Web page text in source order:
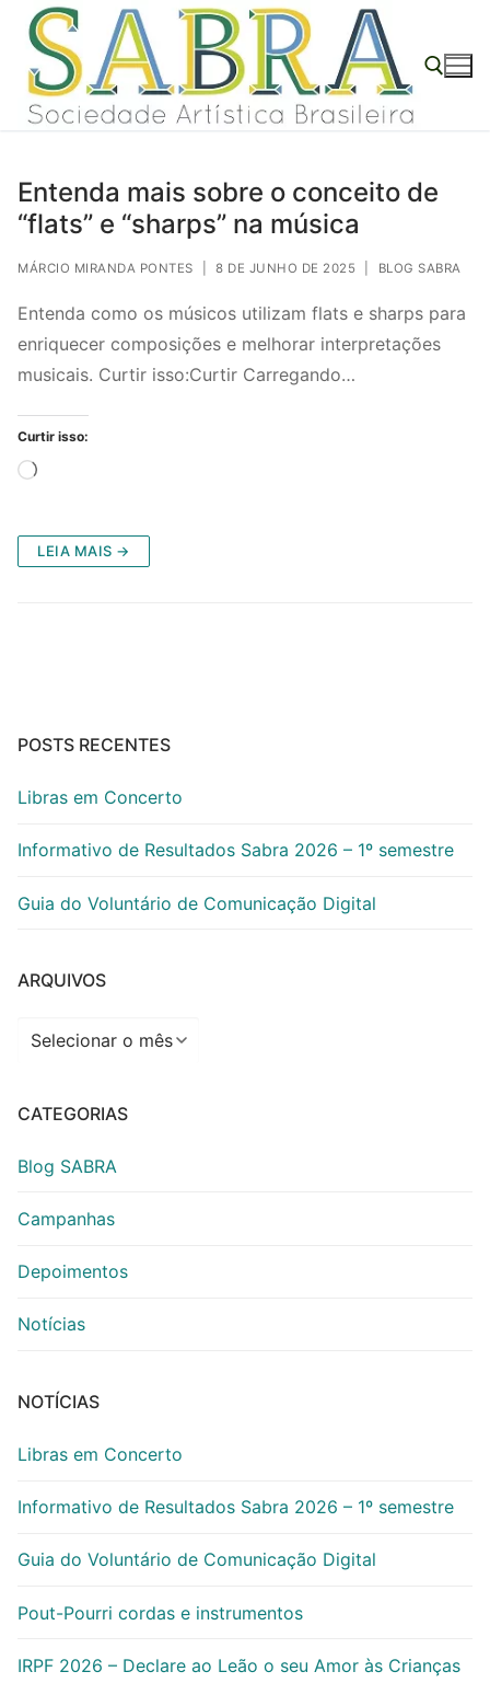
conteúdo
Pular
para
conteúdo
Entenda mais sobre o conceito de
“flats” e “sharps” na música
MÁRCIO MIRANDA PONTES 8 DE JUNHO DE 2025 BLOG SABRA
Entenda como os músicos utilizam flats e sharps para
enriquecer composições e melhorar interpretações
musicais. Curtir isso:Curtir Carregando…
Curtir isso:
Carregando...
LEIA MAIS →
POSTS RECENTES
Libras em Concerto
Informativo de Resultados Sabra 2026 – 1º semestre
Guia do Voluntário de Comunicação Digital
ARQUIVOS
Arquivos
CATEGORIAS
Blog SABRA
Campanhas
Depoimentos
Notícias
NOTÍCIAS
Libras em Concerto
Informativo de Resultados Sabra 2026 – 1º semestre
Guia do Voluntário de Comunicação Digital
Pout-Pourri cordas e instrumentos
IRPF 2026 – Declare ao Leão o seu Amor às Crianças